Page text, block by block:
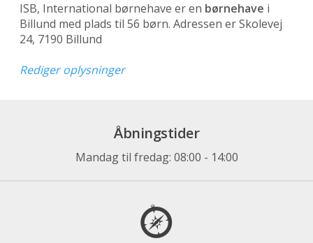
ISB, International børnehave er en børnehave i
Billund med plads til 56 børn. Adressen er Skolevej
24, 7190 Billund
Rediger oplysninger
Åbningstider
Mandag til fredag: 08:00 - 14:00